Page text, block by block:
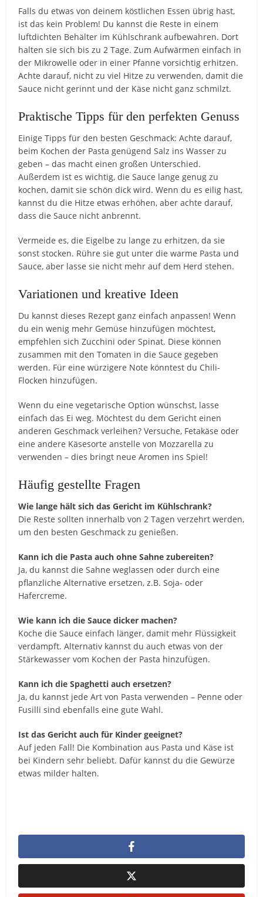
Falls du etwas von deinem köstlichen Essen übrig hast,
ist das kein Problem! Du kannst die Reste in einem
luftdichten Behälter im Kühlschrank aufbewahren. Dort
halten sie sich bis zu 2 Tage. Zum Aufwärmen einfach in
der Mikrowelle oder in einer Pfanne vorsichtig erhitzen.
Achte darauf, nicht zu viel Hitze zu verwenden, damit die
Sauce nicht gerinnt und der Käse nicht ganz schmilzt.
Praktische Tipps für den perfekten Genuss
Einige Tipps für den besten Geschmack: Achte darauf,
beim Kochen der Pasta genügend Salz ins Wasser zu
geben – das macht einen großen Unterschied.
Außerdem ist es wichtig, die Sauce lange genug zu
kochen, damit sie schön dick wird. Wenn du es eilig hast,
kannst du die Hitze etwas erhöhen, aber achte darauf,
dass die Sauce nicht anbrennt.
Vermeide es, die Eigelbe zu lange zu erhitzen, da sie
sonst stocken. Rühre sie gut unter die warme Pasta und
Sauce, aber lasse sie nicht mehr auf dem Herd stehen.
Variationen und kreative Ideen
Du kannst dieses Rezept ganz einfach anpassen! Wenn
du ein wenig mehr Gemüse hinzufügen möchtest,
empfehlen sich Zucchini oder Spinat. Diese können
zusammen mit den Tomaten in die Sauce gegeben
werden. Für eine würzigere Note könntest du Chili-
Flocken hinzufügen.
Wenn du eine vegetarische Option wünschst, lasse
einfach das Ei weg. Möchtest du dem Gericht einen
anderen Geschmack verleihen? Versuche, Fetakäse oder
eine andere Käsesorte anstelle von Mozzarella zu
verwenden – dies bringt neue Aromen ins Spiel!
Häufig gestellte Fragen
Wie lange hält sich das Gericht im Kühlschrank?
Die Reste sollten innerhalb von 2 Tagen verzehrt werden,
um den besten Geschmack zu genießen.
Kann ich die Pasta auch ohne Sahne zubereiten?
Ja, du kannst die Sahne weglassen oder durch eine
pflanzliche Alternative ersetzen, z.B. Soja- oder
Hafercreme.
Wie kann ich die Sauce dicker machen?
Koche die Sauce einfach länger, damit mehr Flüssigkeit
verdampft. Alternativ kannst du auch etwas von der
Stärkewasser vom Kochen der Pasta hinzufügen.
Kann ich die Spaghetti auch ersetzen?
Ja, du kannst jede Art von Pasta verwenden – Penne oder
Fusilli sind ebenfalls eine gute Wahl.
Ist das Gericht auch für Kinder geeignet?
Auf jeden Fall! Die Kombination aus Pasta und Käse ist
bei Kindern sehr beliebt. Dafür kannst du die Gewürze
etwas milder halten.